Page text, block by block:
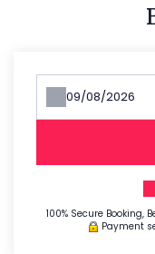
100% Secure
Payment